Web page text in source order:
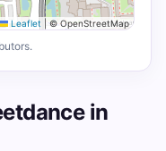
Leaflet © OpenStreetMap
in